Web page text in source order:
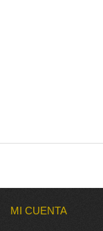
MI CUENTA